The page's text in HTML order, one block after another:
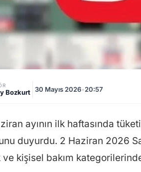
Bozkurt 30 Mayıs 2026•20:57
ayının ilk haftasında
duyurdu. 2 Haziran 2026
kişisel bakım